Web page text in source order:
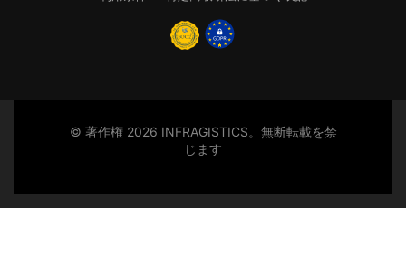
© 著作権 2026 INFRAGISTICS。無断転載を禁
じます